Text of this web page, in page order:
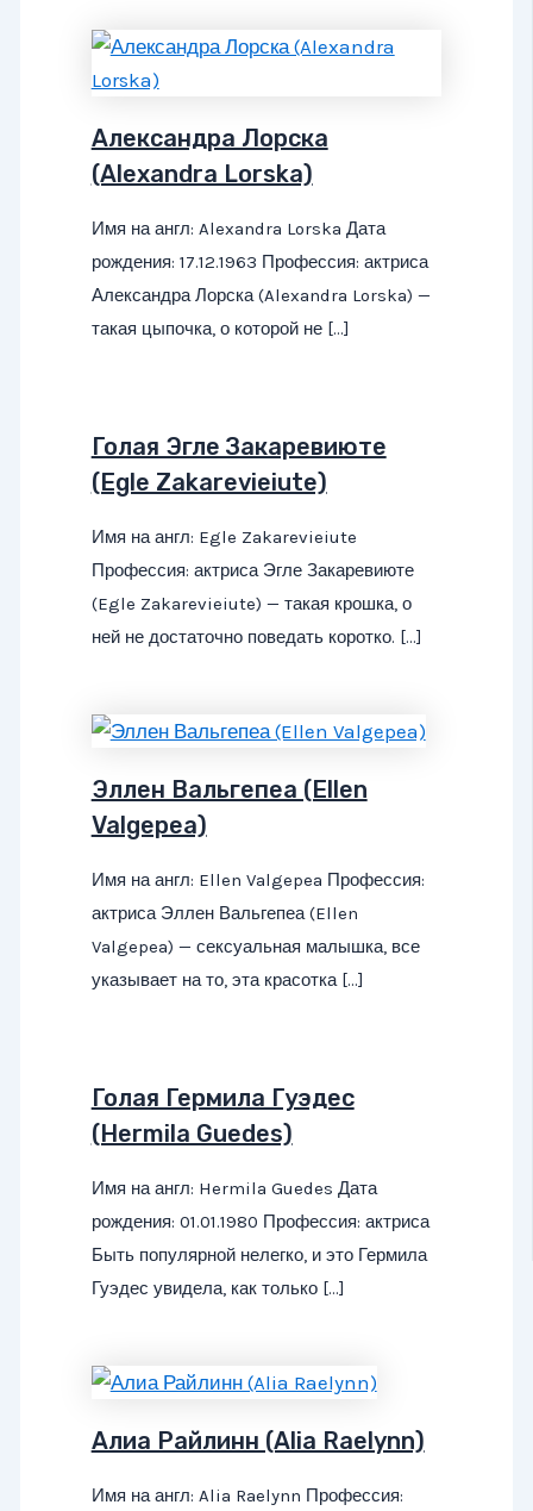
Александра Лорска
(Alexandra Lorska)
Имя на англ: Alexandra Lorska Дата
рождения: 17.12.1963 Профессия: актриса
Александра Лорска (Alexandra Lorska) —
такая цыпочка, о которой не […]
Голая Эгле Закаревиюте
(Egle Zakarevieiute)
Имя на англ: Egle Zakarevieiute
Профессия: актриса Эгле Закаревиюте
(Egle Zakarevieiute) — такая крошка, о
ней не достаточно поведать коротко. […]
Эллен Вальгепеа (Ellen
Valgepea)
Имя на англ: Ellen Valgepea Профессия:
актриса Эллен Вальгепеа (Ellen
Valgepea) — сексуальная малышка, все
указывает на то, эта красотка […]
Голая Гермила Гуэдес
(Hermila Guedes)
Имя на англ: Hermila Guedes Дата
рождения: 01.01.1980 Профессия: актриса
Быть популярной нелегко, и это Гермила
Гуэдес увидела, как только […]
Алиа Райлинн (Alia Raelynn)
Имя на англ: Alia Raelynn Профессия: